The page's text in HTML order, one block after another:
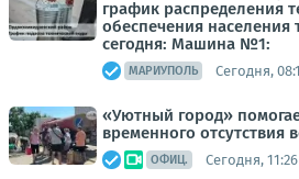
график распределения
обеспечения населения
сегодня: Машина №1:
МАРИУПОЛЬ Сегодня,
«Уютный город»
временного отсутствия
ОФИЦ. Сегодня, 11:26